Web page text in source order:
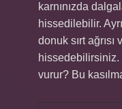
karnınızda
hissedilebilir.
donuk sırt ağrısı
hissedebilirsiniz.
vurur? Bu